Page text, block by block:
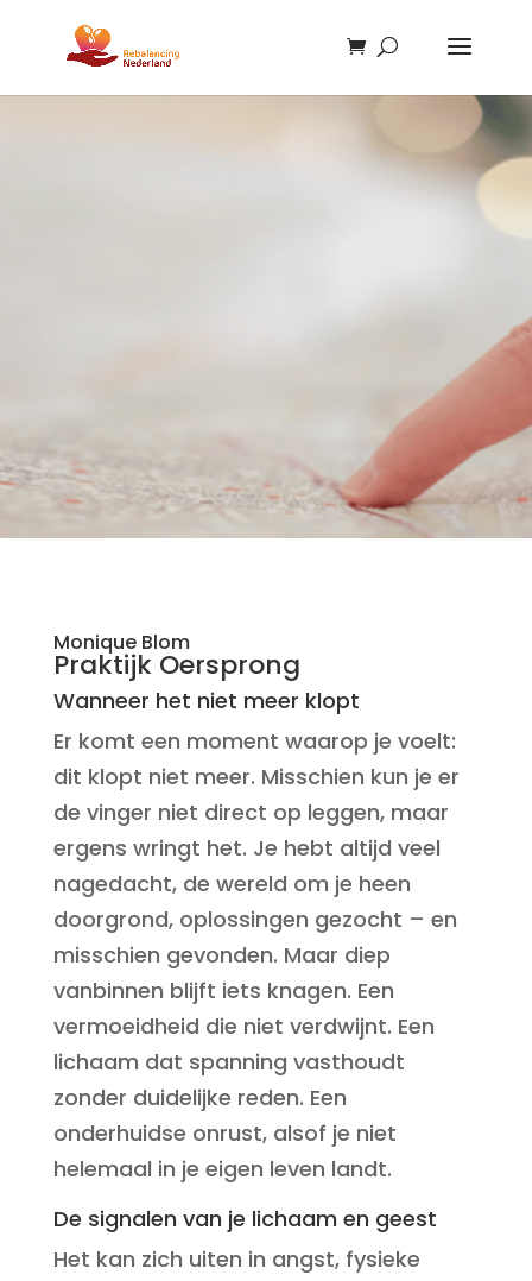
Monique Blom
Praktijk Oersprong
Wanneer het niet meer klopt
Er komt een moment waarop je voelt:
dit klopt niet meer. Misschien kun je er
de vinger niet direct op leggen, maar
ergens wringt het. Je hebt altijd veel
nagedacht, de wereld om je heen
doorgrond, oplossingen gezocht – en
misschien gevonden. Maar diep
vanbinnen blijft iets knagen. Een
vermoeidheid die niet verdwijnt. Een
lichaam dat spanning vasthoudt
zonder duidelijke reden. Een
onderhuidse onrust, alsof je niet
helemaal in je eigen leven landt.
De signalen van je lichaam en geest
Het kan zich uiten in angst, fysieke